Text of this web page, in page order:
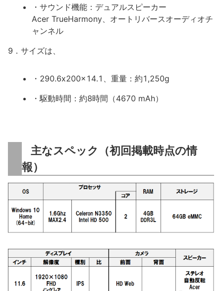
・サウンド機能：デュアルスピーカー
Acer TrueHarmony、オートリバースオーディオチ
ャンネル
9．サイズは、
・290.6x200x14.1、重量：約1,250g
・駆動時間：約8時間（4670 mAh）
主なスペック（初回掲載時点の情
報）